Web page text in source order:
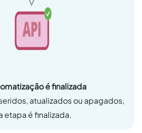
é finalizada
atualizados ou apagados,
etapa é finalizada.